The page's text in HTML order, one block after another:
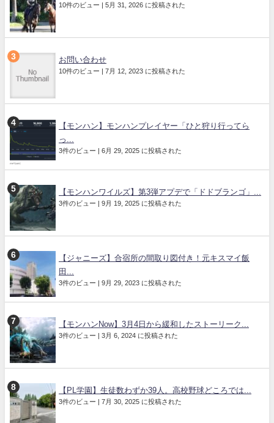
10件のビュー | 5月 31, 2026 に投稿された
お問い合わせ
10件のビュー | 7月 12, 2023 に投稿された
【モンハン】モンハンプレイヤー「ひと狩り行ってら
っ...
3件のビュー | 6月 29, 2025 に投稿された
【モンハンワイルズ】第3弾アプデで「ドドブランゴ」...
3件のビュー | 9月 19, 2025 に投稿された
【ジャニーズ】合宿所の間取り図付き！元キスマイ飯
田...
3件のビュー | 9月 29, 2023 に投稿された
【モンハンNow】3月4日から緩和したストーリーク...
3件のビュー | 3月 6, 2024 に投稿された
【PL学園】生徒数わずか39人。高校野球どころでは...
3件のビュー | 7月 30, 2025 に投稿された